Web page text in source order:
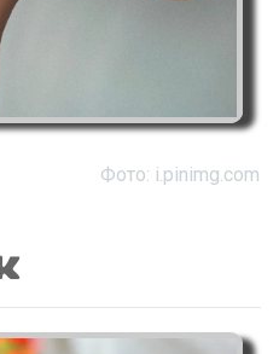
Фото: i.pinimg.com